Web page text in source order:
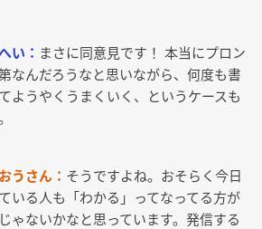
い： まさに同意見です！ 本当にプロン
なんだろうなと思いながら、何度も書
ようやくうまくいく、というケースも
うさん： そうですよね。おそらく今日
いる人も「わかる」ってなってる方が
ゃないかなと思っています。発信する